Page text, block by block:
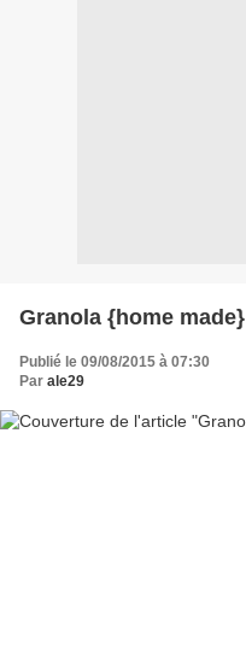
Granola {home made}
Publié le 09/08/2015 à 07:30
Par ale29